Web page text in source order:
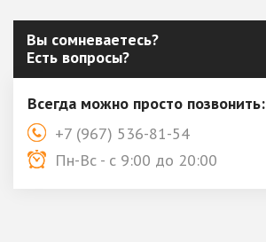
Вы сомневаетесь?
Есть вопросы?
Всегда можно просто позвонить:
+7 (967) 536-81-54
Пн-Вс - с 9:00 до 20:00